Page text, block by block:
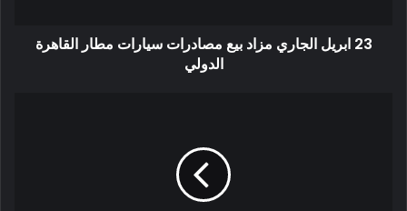
23 ابريل الجاري مزاد بيع مصادرات سيارات مطار القاهرة
الدولي